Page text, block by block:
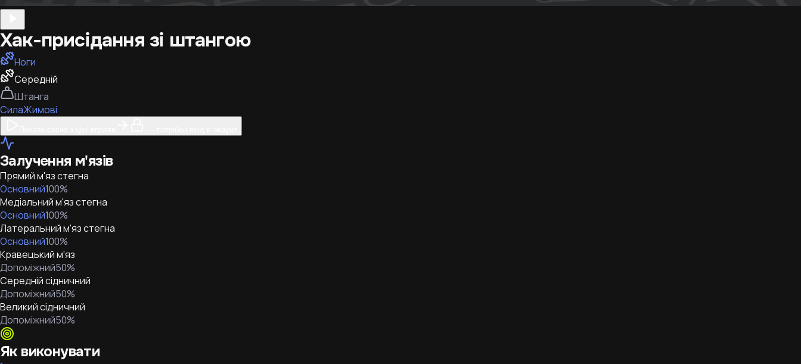
Хак-присідання зі штангою
Ноги
Середній
Штанга
СилаЖимові
Залучення м'язів
Прямий м'яз стегна
Основний100%
Медіальний м'яз стегна
Основний100%
Латеральний м'яз стегна
Основний100%
Кравецький м'яз
Допоміжний50%
Середній сідничний
Допоміжний50%
Великий сідничний
Допоміжний50%
Як виконувати